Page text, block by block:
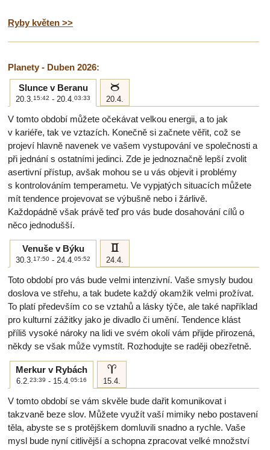
Ryby květen >>
Planety - Duben 2026:
Slunce v Beranu
20.3.15:42 - 20.4.03:33
b
20.4.
V tomto období můžete očekávat velkou energii, a to jak
v kariéře, tak ve vztazích. Konečně si začnete věřit, což se
projeví hlavně navenek ve vašem vystupování ve společnosti a
při jednání s ostatními jedinci. Zde je jednoznačně lepší zvolit
asertivní přístup, avšak mohou se u vás objevit i problémy
s kontrolováním temperametu. Ve vypjatých situacích můžete
mít tendence projevovat se výbušně nebo i žárlivě.
Každopádně však právě teď pro vás bude dosahování cílů o
něco jednodušší.
Venuše v Býku
30.3.17:50 - 24.4.05:52
c
24.4.
Toto období pro vás bude velmi intenzivní. Vaše smysly budou
doslova ve střehu, a tak budete každý okamžik velmi prožívat.
To platí především co se vztahů a lásky týče, ale také například
pro kulturní zážitky jako je divadlo či umění. Tendence klást
příliš vysoké nároky na lidi ve svém okolí vám přijde přirozená,
někdy se však může vymstít. Rozhodujte se raději obezřetně.
Merkur v Rybách
6.2.23:39 - 15.4.05:16
a
15.4.
V tomto období se vám skvěle bude dařit komunikovat i
takzvaně beze slov. Můžete využít vaší mimiky nebo postavení
těla, abyste se s protějškem domluvili snadno a rychle. Vaše
mysl bude nyní citlivější a schopna zpracovat velké množství